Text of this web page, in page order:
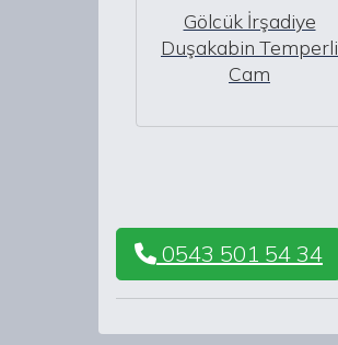
Gölcük İrşadiye
Duşakabin Temperli
Cam
0543 501 54 34